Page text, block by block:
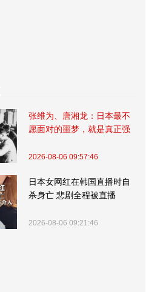
张维为、唐湘龙：日本最不
愿面对的噩梦，就是真正强
2026-08-06 09:57:46
日本女网红在韩国直播时自
杀身亡 悲剧全程被直播
2026-08-06 09:21:46